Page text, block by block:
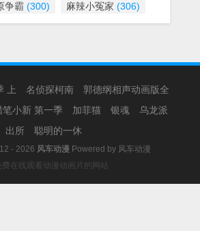
争霸 (300) 麻辣小冤家 (306)
上 名侦探柯南
郭德纲相声动画版全
笔小新 第一季 加菲猫 银魂
乌龙派
出所
聪明的一休
- 2026 风车动漫 Powered by 风车动漫
费在线观看动漫动画片的网站